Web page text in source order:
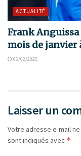
ACTUALITÉ
Frank
mois de janvier
06/02/2025
Laisser un
Votre adresse e-mail
sont indiqués avec *